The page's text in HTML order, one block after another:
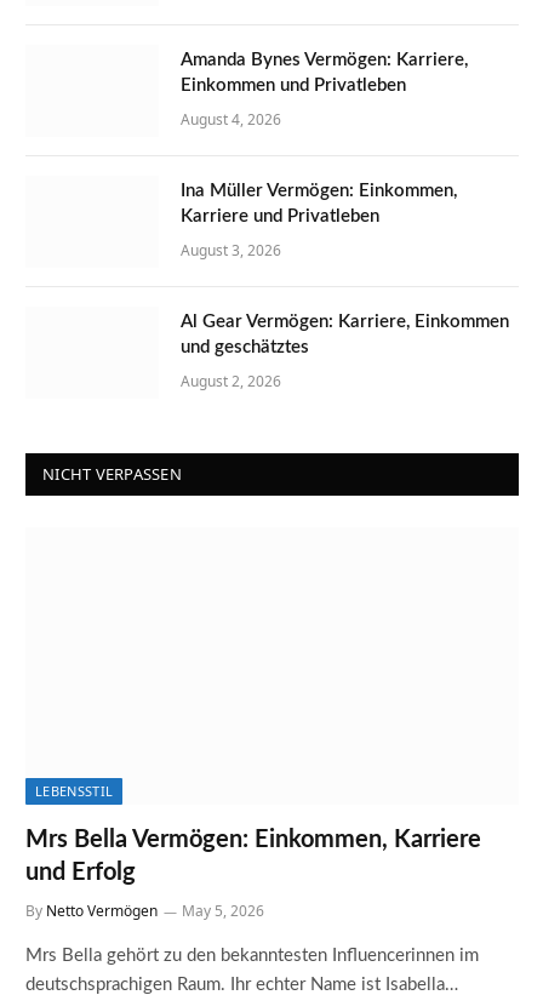
Amanda Bynes Vermögen: Karriere,
Einkommen und Privatleben
August 4, 2026
Ina Müller Vermögen: Einkommen,
Karriere und Privatleben
August 3, 2026
Al Gear Vermögen: Karriere, Einkommen
und geschätztes
August 2, 2026
NICHT VERPASSEN
LEBENSSTIL
Mrs Bella Vermögen: Einkommen, Karriere
und Erfolg
By Netto Vermögen May 5, 2026
Mrs Bella gehört zu den bekanntesten Influencerinnen im
deutschsprachigen Raum. Ihr echter Name ist Isabella…